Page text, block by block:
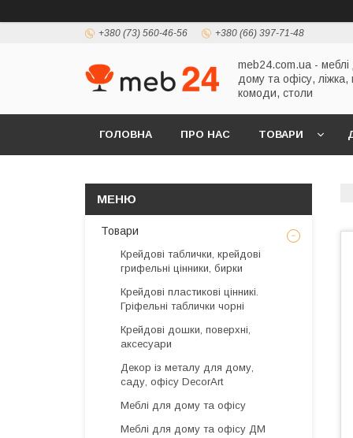
+380 (73) 560-46-56 +380 (66) 397-71-48
meb24.com.ua - меблі
дому та офісу,
комоди, столи
ГОЛОВНА ПРО НАС ТОВАРИ
Товари
Крейдові таблички, крейдові
грифельні цінники, бирки
Крейдові пластикові цінникі.
Гріфельні таблички чорні
Крейдові дошки, поверхні,
аксесуари
Декор із металу для дому,
саду, офісу DecorArt
Меблі для дому та офісу
Меблі для дому та офісу ДМ